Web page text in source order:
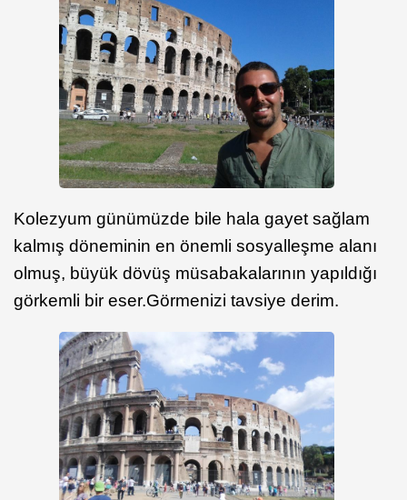
Kolezyum günümüzde bile hala gayet sağlam
kalmış döneminin en önemli sosyalleşme alanı
olmuş, büyük dövüş müsabakalarının yapıldığı
görkemli bir eser.Görmenizi tavsiye derim.